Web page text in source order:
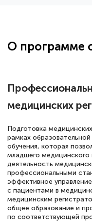
большое
Знаток
18 марта
Выражаю
повышения
русскому языку
полезных
О программе
медицинских
Подготовка
рамках
обучения, которая
младшего медицинского
деятельность
профессиональными
эффективное
с пациентами в
медицинским
общее образование и
по соответствующей